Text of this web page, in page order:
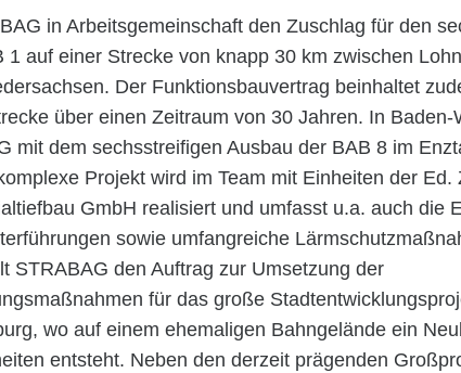
in Arbeitsgemeinschaft den Zuschlag für den
1 auf einer Strecke von knapp 30 km zwischen
Der Funktionsbauvertrag beinhaltet
über einen Zeitraum von 30 Jahren. In Baden-
mit dem sechsstreifigen Ausbau der BAB 8 im
Projekt wird im Team mit Einheiten der Ed.
GmbH realisiert und umfasst u.a. auch die
sowie umfangreiche
STRABAG den Auftrag zur Umsetzung der
für das große
wo auf einem ehemaligen Bahngelände ein
entsteht. Neben den derzeit prägenden